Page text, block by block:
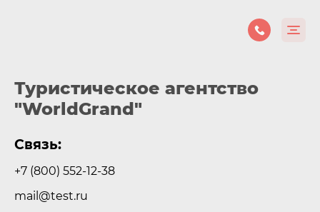
Туристическое агентство
"WorldGrand"
Связь:
+7 (800) 552-12-38
mail@test.ru